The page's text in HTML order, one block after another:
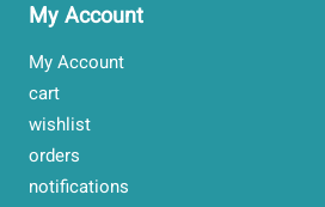
My Account
My Account
cart
wishlist
orders
notifications